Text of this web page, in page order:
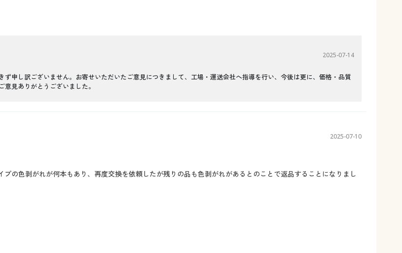
2025-07-14
申し訳ございません。お寄せいただいたご意見につきまして、工場・運送会社へ指導を行い、今後は更に、価格・品質
見ありがとうございました。
2025-07-10
の色剥がれが何本もあり、再度交換を依頼したが残りの品も色剥がれがあるとのことで返品することになりまし